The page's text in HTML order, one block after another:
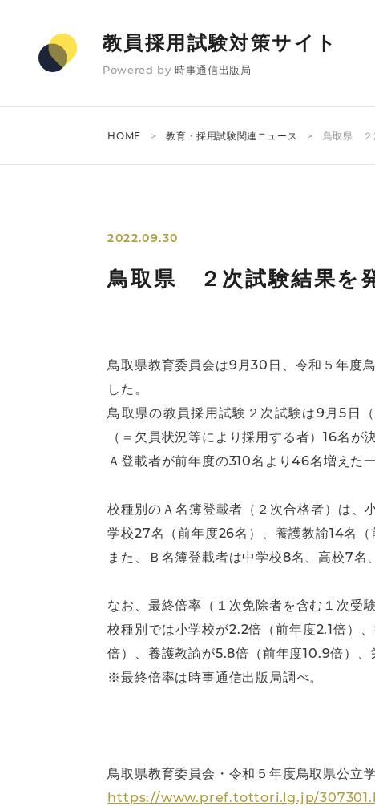
教員採用試験対策サイト
Powered by 時事通信出版局
HOME 教育・採用試験関連ニュース 鳥取県 ２
2022.09.30
鳥取県 ２次試験結果を
鳥取県教育委員会は9月30日、令和５年度
した。
鳥取県の教員採用試験２次試験は9月5日
（＝欠員状況等により採用する者）16名が
Ａ登載者が前年度の310名より46名増えた
校種別のＡ名簿登載者（２次合格者）は
学校27名（前年度26名）、養護教諭14名
また、Ｂ名簿登載者は中学校8名、高校7名
なお、最終倍率（１次免除者を含む１次受
校種別では小学校が2.2倍（前年度2.1倍）
倍）、養護教諭が5.8倍（前年度10.9倍）
※最終倍率は時事通信出版局調べ。
鳥取県教育委員会・令和５年度鳥取県公立
https://www.pref.tottori.lg.jp/